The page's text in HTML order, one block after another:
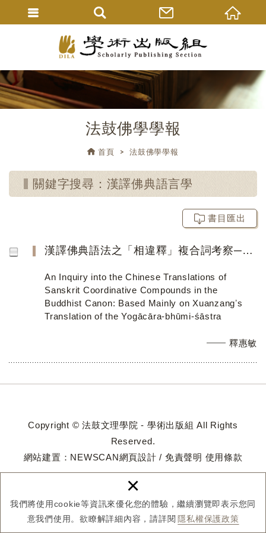
我們將使用cookie等資訊來優化您的體驗，繼續瀏覽即表示您同
意我們使用。欲瞭解詳細內容，請詳閱 隱私權保護政策
×
法鼓佛學學報
首頁 法鼓佛學學報
關鍵字搜尋：漢譯佛典語言學
書目匯出
漢譯佛典語法之「相違釋」複合詞考察──以玄奘所譯《瑜伽師地論》為主
An Inquiry into the Chinese Translations of
Sanskrit Coordinative Compounds in the
Buddhist Canon: Based Mainly on Xuanzangʼs
Translation of the Yogācāra-bhūmi-śāstra
釋惠敏
Copyright © 法鼓文理學院 - 學術出版組 All Rights
Reserved.
網站建置： NEWSCAN網頁設計 / 免責聲明 使用條款